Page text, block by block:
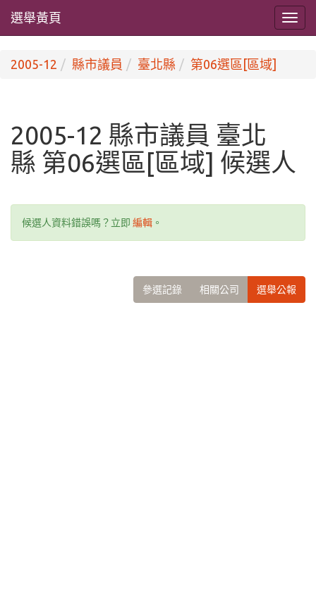
選舉黃頁
2005-12 縣市議員 臺北縣 第06選區[區域]
2005-12 縣市議員 臺北
縣 第06選區[區域] 候選人
候選人資料錯誤嗎？立即 編輯 。
參選記錄 相關公司 選舉公報